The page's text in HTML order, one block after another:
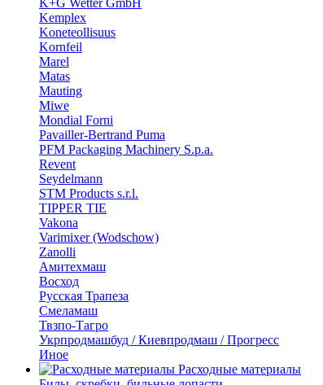
K+G Wetter GmbH
Kemplex
Koneteollisuus
Kornfeil
Marel
Matas
Mauting
Miwe
Mondial Forni
Pavailler-Bertrand Puma
PFM Packaging Machinery S.p.a.
Revent
Seydelmann
STM Products s.r.l.
TIPPER TIE
Vakona
Varimixer (Wodschow)
Zanolli
Амитехмаш
Восход
Русская Трапеза
Смеламаш
Твзпо-Тагро
Укрпродмашбуд / Киевпродмаш / Прогресс
Иное
Расходные материалы